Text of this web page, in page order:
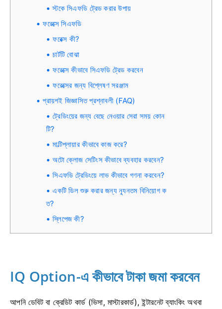
স্টকে সিএফডি ট্রেড করার উপায়
ফরেক্সে সিএফডি
ফরেক্স কী?
চার্টটি বোঝা
ফরেক্সে কীভাবে সিএফডি ট্রেড করবেন
ফরেক্সের জন্য বিশ্লেষণ সরঞ্জাম
প্রায়শই জিজ্ঞাসিত প্রশ্নাবলী (FAQ)
ট্রেডিংয়ের জন্য বেছে নেওয়ার সেরা সময় কোন
টি?
মাল্টিপ্লায়ার কীভাবে কাজ করে?
অটো ক্লোজ সেটিংস কীভাবে ব্যবহার করবেন?
সিএফডি ট্রেডিংয়ে লাভ কীভাবে গণনা করবেন?
একটি ডিল শুরু করার জন্য ন্যূনতম বিনিয়োগ ক
ত?
স্লিপেজ কী?
IQ Option-এ কীভাবে টাকা জমা করবেন
আপনি ডেবিট বা ক্রেডিট কার্ড (ভিসা, মাস্টারকার্ড), ইন্টারনেট ব্যাংকিং অথবা